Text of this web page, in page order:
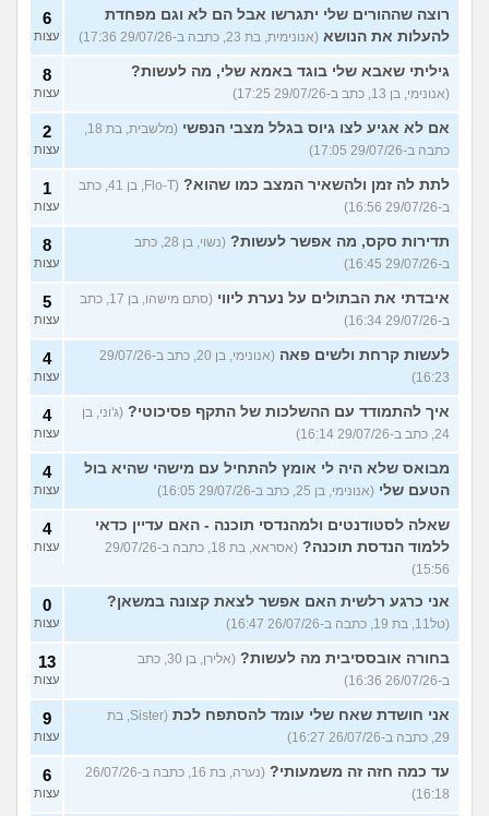
רוצה שההורים שלי יתגרשו אבל הם לא וגם מפחדת
להעלות את הנושא (אנונימית, בת 23, כתבה ב-29/07/26 17:36)
6
עצות
גיליתי שאבא שלי בוגד באמא שלי, מה לעשות?
(אנונימי, בן 13, כתב ב-29/07/26 17:25)
8
עצות
אם לא אגיע לצו גיוס בגלל מצבי הנפשי
(מלשבית, בת 18,
כתבה ב-29/07/26 17:05)
2
עצות
לתת לה זמן ולהשאיר המצב כמו שהוא?
(Flo-T, בן 41, כתב
ב-29/07/26 16:56)
1
עצות
תדירות סקס, מה אפשר לעשות?
(נשוי, בן 28, כתב
ב-29/07/26 16:45)
8
עצות
איבדתי את הבתולים על נערת ליווי
(סתם מישהו, בן 17, כתב
ב-29/07/26 16:34)
5
עצות
לעשות קרחת ולשים פאה
(אנונימי, בן 20, כתב ב-29/07/26
16:23)
4
עצות
איך להתמודד עם ההשלכות של התקף פסיכוטי? (ג'וני, בן
24, כתב ב-29/07/26 16:14)
4
עצות
מבואס שלא היה לי אומץ להתחיל עם מישהי שהיא בול
הטעם שלי (אנונימי, בן 25, כתב ב-29/07/26 16:05)
4
עצות
שאלה לסטודנטים ולמהנדסי תוכנה - האם עדיין כדאי
ללמוד הנדסת תוכנה?
(אסראא, בת 18, כתבה ב-29/07/26
15:56)
4
עצות
אני כרגע רלשית האם אפשר לצאת קצונה במשאן?
(טל11, בת 19, כתבה ב-26/07/26 16:47)
0
עצות
בחורה אובססיבית מה לעשות?
(אלירן, בן 30, כתב
ב-26/07/26 16:36)
13
עצות
אני חושדת שאח שלי עומד להסתפח לכת
(Sister, בת
29, כתבה ב-26/07/26 16:27)
9
עצות
עד כמה חזה זה משמעותי?
(נערה, בת 16, כתבה ב-26/07/26
16:18)
6
עצות